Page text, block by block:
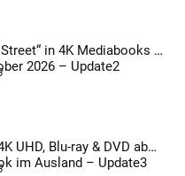
in 4K Mediabooks &
2026 – Update2
UHD, Blu-ray & DVD ab
im Ausland – Update3